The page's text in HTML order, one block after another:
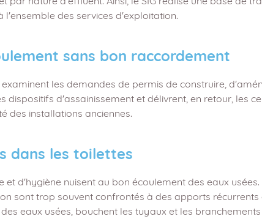
l'ensemble des services d'exploitation.
sans bon raccordement
examinent les demandes de permis de construire,
dispositifs d'assainissement et délivrent, en retour, les
des installations anciennes.
dans les toilettes
et d'hygiène nuisent au bon écoulement des eaux usées.
sont trop souvent confrontés à des apports
eaux usées, bouchent les tuyaux et les